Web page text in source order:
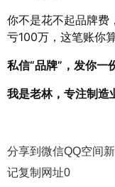
你不是花不起品牌费
亏100万，这笔账你
私信“品牌”，发你一
我是老林，专注制造
分享到 微信QQ空间
记复制网址0